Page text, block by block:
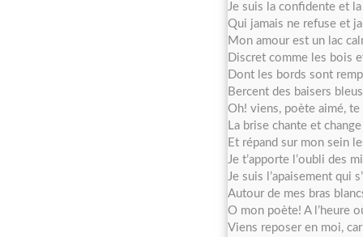
Je suis la confidente et
Qui jamais ne refuse et
Mon amour est un lac
Discret comme les bois
Dont les bords sont
Bercent des baisers
Oh! viens, poète aimé, te
La brise chante et
Et répand sur mon sein
Je t’apporte l’oubli des
Je suis l’apaisement qui
Autour de mes bras
O mon poète! A l’heure
Viens reposer en moi,